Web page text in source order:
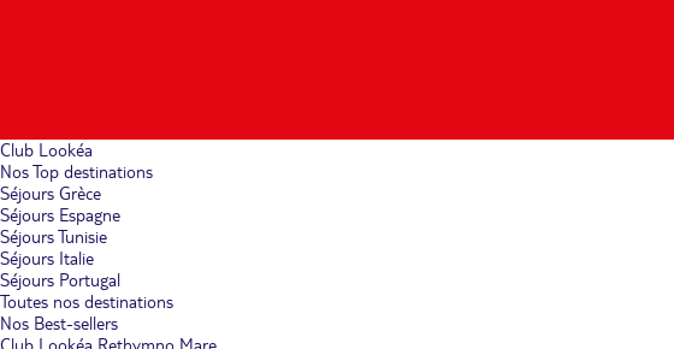
Club Lookéa
Nos Top destinations
Séjours Grèce
Séjours Espagne
Séjours Tunisie
Séjours Italie
Séjours Portugal
Toutes nos destinations
Nos Best-sellers